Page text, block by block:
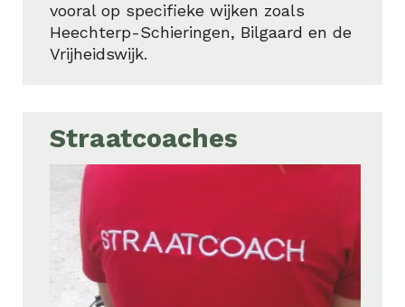
vooral op specifieke wijken zoals
Heechterp-Schieringen, Bilgaard en de
Vrijheidswijk.
Straatcoaches